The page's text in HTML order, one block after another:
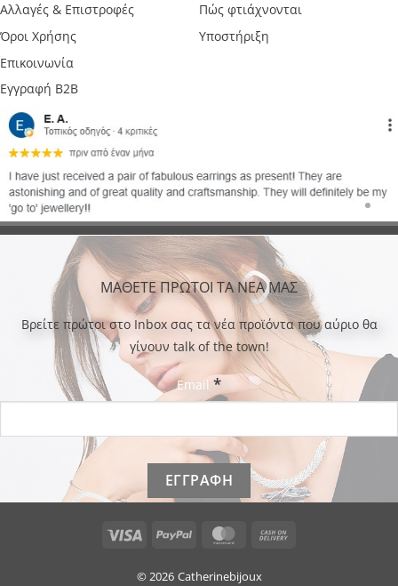
Αλλαγές & Επιστροφές
Όροι Χρήσης
Επικοινωνία
Εγγραφή B2B
Πώς φτιάχνονται
Υποστήριξη
ΜΑΘΕΤΕ ΠΡΩΤΟΙ ΤΑ ΝΕΑ ΜΑΣ
Bρείτε πρώτοι στο Inbox σας τα νέα προϊόντα που αύριο θα
γίνουν talk of the town!
Email *
Visa PayPal MasterCard
© 2026 Catherinebijoux